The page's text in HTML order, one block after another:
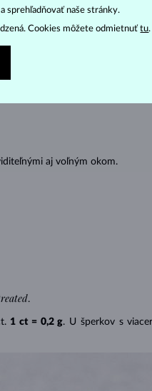
. Diamanty sa brúsia aj do
najmä u
aj voľným okom.
.
1 ct = 0,2 g. U šperkov s
sprehľadňovať naše stránky.
Cookies môžete odmietnuťtu.